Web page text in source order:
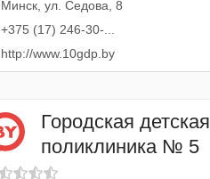
Минск, ул. Седова, 8
+375 (17) 246-30-...
http://www.10gdp.by
Городская детская
поликлиника № 5